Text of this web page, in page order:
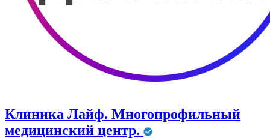
Клиника Лайф. Многопрофильный
медицинский центр.